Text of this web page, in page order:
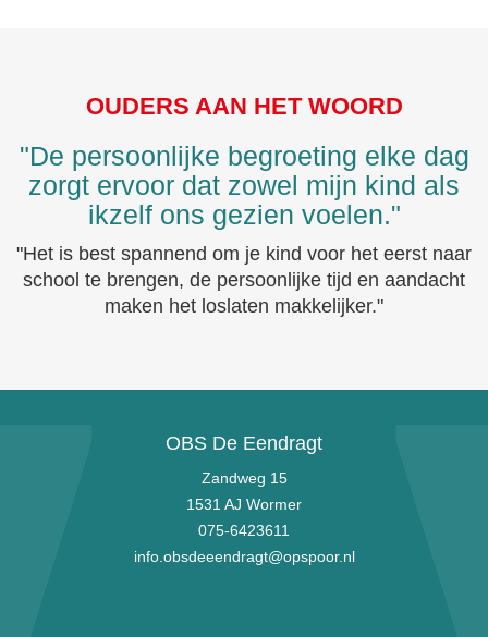
OUDERS AAN HET WOORD
"De persoonlijke begroeting elke dag
zorgt ervoor dat zowel mijn kind als
ikzelf ons gezien voelen."
"Het is best spannend om je kind voor het eerst naar
school te brengen, de persoonlijke tijd en aandacht
maken het loslaten makkelijker."
OBS De Eendragt
Zandweg 15
1531 AJ Wormer
075-6423611
info.obsdeeendragt@opspoor.nl